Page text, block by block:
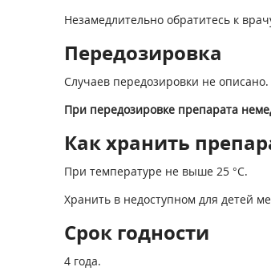
Незамедлительно обратитесь к
Передозировка
Случаев передозировки не описано.
При передозировке препарата
Как хранить
При температуре не выше 25 °С.
Хранить в недоступном для детей
Срок годности
4 года.